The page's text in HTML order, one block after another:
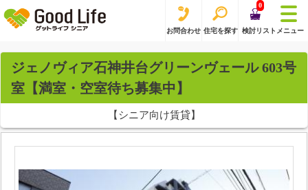
お問合わせ 住宅を探す
0
検討リスト メニュー
ジェノヴィア石神井台グリーンヴェール 603号
室【満室・空室待ち募集中】
【シニア向け賃貸】